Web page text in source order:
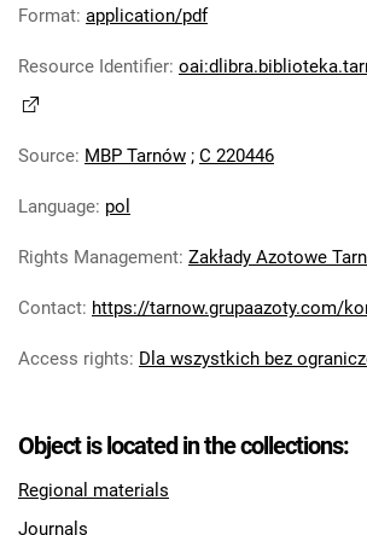
Robotniczego Zakładów
Tarnowskie Azoty : Organ
Tarnowskie Azoty : Organ
Robotniczego Zakładów
Tarnowskie Azoty : Organ
Robotniczego Zakładów
Tarnowskie Azoty : tygodnik
Tarnowskie Azoty : tygodnik
Azotowych im. Feliksa
Format: application/pdf
Resource Identifier:
Source: MBP Tarnów ; C 220446
Language: pol
Rights Management: Zakłady Azotowe
Contact: https://tarnow.grupaazoty.com/
Access rights: Dla wszystkich bez
Object is located in the collections:
Regional materials
Journals